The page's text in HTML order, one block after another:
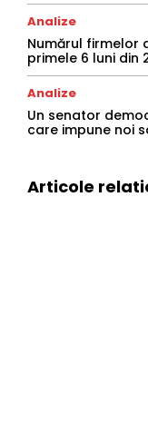
Analize
Numărul firmelor
primele 6 luni din
Analize
Un senator
care impune noi
Articole